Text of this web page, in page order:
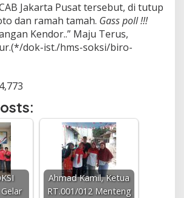
Jakarta Pusat tersebut, di tutup
dan ramah tamah. Gass poll !!!
Kendor..” Maju Terus,
dok-ist./hms-soksi/biro-
4,773
Ahmad Kamil, Ketua
RT.001/012 Menteng